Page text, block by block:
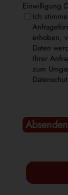
Einwilligung
Ich
erhoben,
Daten
Ihrer
zum
Absenden
e